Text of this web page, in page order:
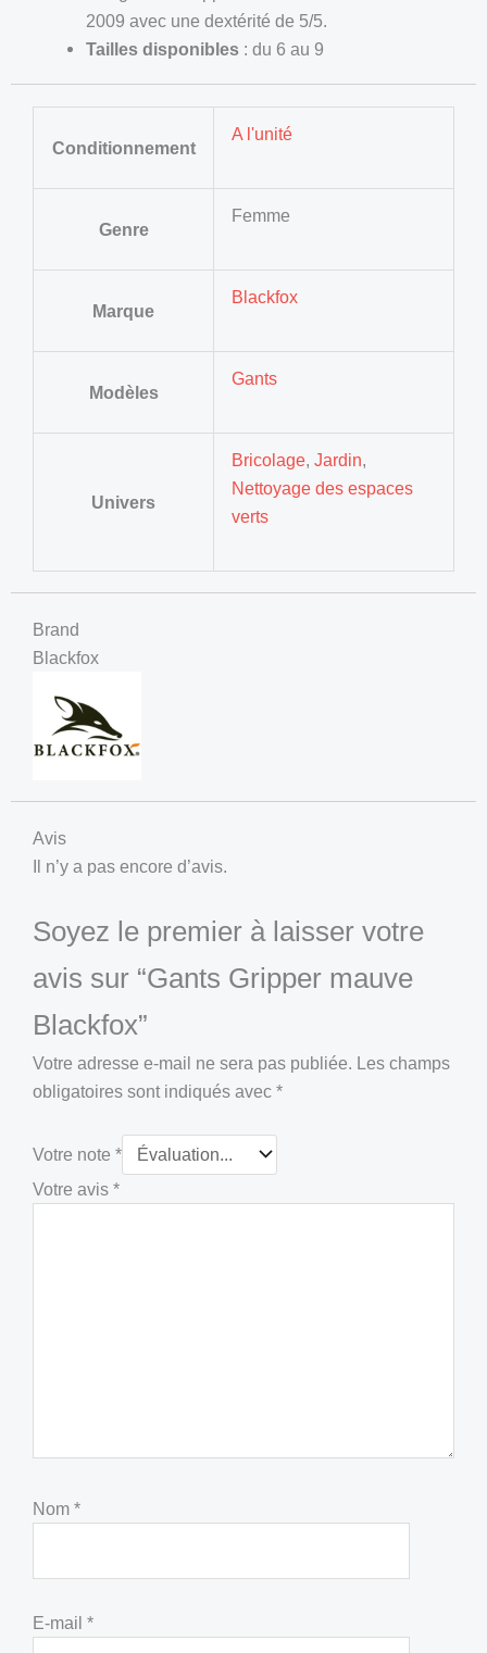
2009 avec une dextérité de 5/5.
Tailles disponibles : du 6 au 9
Conditionnement
A l'unité
Genre
Femme
Marque
Blackfox
Modèles
Gants
Univers
Bricolage,Jardin,
Nettoyage des espaces
verts
Brand
Blackfox
Avis
Il n’y a pas encore d’avis.
Soyez le premier à laisser votre
avis sur “Gants Gripper mauve
Blackfox”
Votre adresse e-mail ne sera pas publiée. Les champs
obligatoires sont indiqués avec *
Votre note *
Votre avis *
Nom *
E-mail *